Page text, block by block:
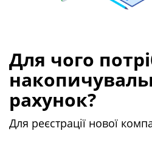
Для чого
рахунок?
Для реєстрації нової